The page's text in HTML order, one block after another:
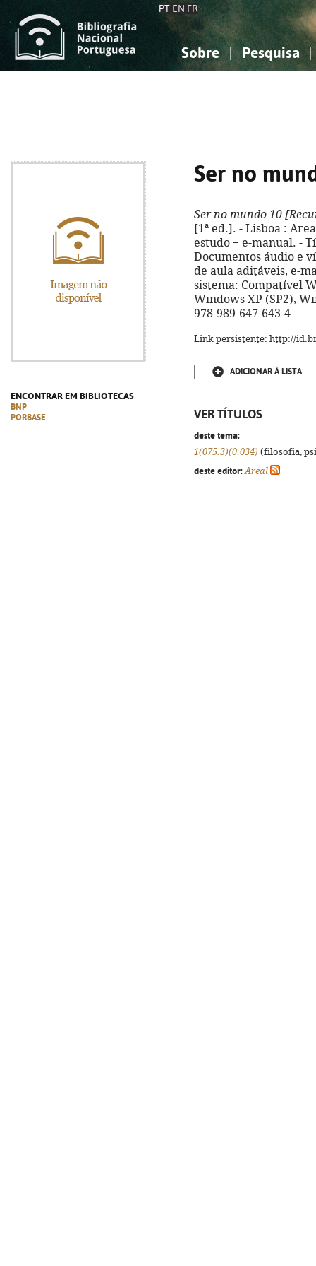
PT EN FR
Sobre Pesquisa
ENCONTRAR EM BIBLIOTECAS
BNP
PORBASE
Ser no
Ser no mundo 10
[1ª ed.]. - Lisboa :
estudo + e-manual. -
Documentos áudio e
de aula aditáveis, e-
sistema: Compatível
Windows XP (SP2),
978-989-647-643-4
Link persistente: http://
ADICIONAR À LISTA
VER TÍTULOS
deste tema:
1(075.3)(0.034) (filosofia,
deste editor: Areal